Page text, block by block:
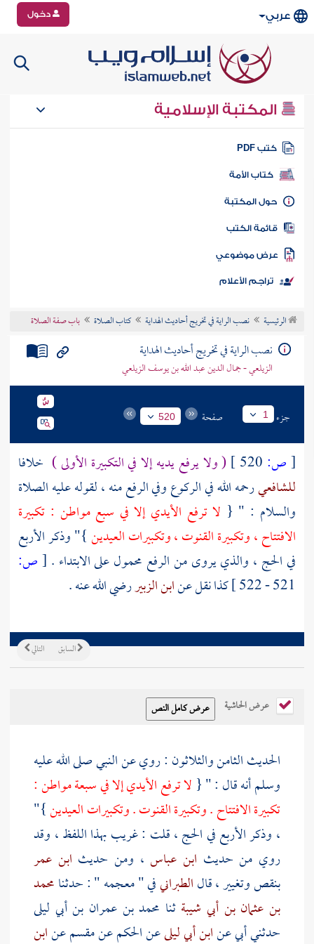
عربي دخول
المكتبة الإسلامية
كتب PDF
كتاب الأمة
المكتبة
الكتب
موضوعي
تراجم الأعلام
الرئيسية نصب الراية في تخريج أحاديث الهداية كتاب الصلاة باب صفة الصلاة
نصب الراية في تخريج أحاديث الهداية
الزيلعي - جمال الدين عبد الله بن يوسف الزيلعي
جزء 1 صفحة 520
[ص: ( ولا يرفع يديه إلا في التكبيرة الأولى ) خلافا
للشافعيرحمه الله في الركوع وفي الرفع منه ، لقوله عليه الصلاة
والسلام : " { لا ترفع الأيدي إلا في سبع مواطن : تكبيرة
الافتتاح ، وتكبيرة القنوت ، وتكبيرات العيدين}" وذكر الأربع
في الحج ، والذي يروى من الرفع محمول على الابتداء . [ص:
521 - 522 ]
كذا نقل عنابن الزبيررضي الله عنه .
التالي السابق
عرض الحاشية
الحديث الثامن والثلاثون : روي عن النبي صلى الله عليه
وسلم أنه قال : " { لا ترفع الأيدي إلا في سبعة مواطن :
تكبيرة الافتتاح . وتكبيرة القنوت . وتكبيرات العيدين}"
، وذكر الأربع في الحج ، قلت : غريب بهذا اللفظ ، وقد
روي من حديث ابن عباس ، ومن حديث ابن عمر
بنقص وتغيير ، قالالطبرانيفي " معجمه " : حدثنامحمد
بن عثمان بن أبي شيبةثنا محمد بن عمران بن أبي ليلى
حدثني أبي عنابن أبي ليلىعنالحكمعنمقسمعنابن